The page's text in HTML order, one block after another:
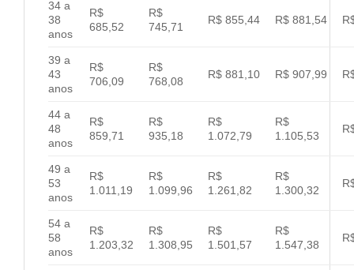
34 a
38
anos
R$
685,52
R$
745,71
R$ 855,44 R$ 881,54
39 a
43
anos
R$
706,09
R$
768,08
R$ 881,10 R$ 907,99
44 a
48
anos
R$
859,71
R$
935,18
R$
1.072,79
R$
1.105,53
49 a
53
anos
R$
1.011,19
R$
1.099,96
R$
1.261,82
R$
1.300,32
54 a
58
anos
R$
1.203,32
R$
1.308,95
R$
1.501,57
R$
1.547,38